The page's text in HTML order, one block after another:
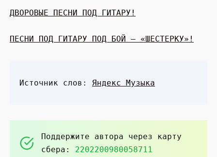
ДВОРОВЫЕ ПЕСНИ ПОД ГИТАРУ!
ПЕСНИ ПОД ГИТАРУ ПОД БОЙ — «ШЕСТЕРКУ»!
Источник слов: Яндекс Музыка
Поддержите автора через карту
сбера: 2202200980058711